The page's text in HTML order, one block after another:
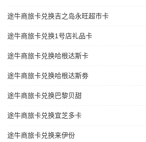
途牛商旅卡兑换吉之岛永旺超市卡
途牛商旅卡兑换1号店礼品卡
途牛商旅卡兑换哈根达斯卡
途牛商旅卡兑换哈根达斯劵
途牛商旅卡兑换巴黎贝甜
途牛商旅卡兑换宜芝多卡
途牛商旅卡兑换来伊份